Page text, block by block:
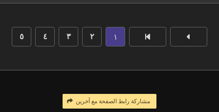
١ ٢ ٣ ٤ ٥
مشاركة رابط الصفحة مع آخرين